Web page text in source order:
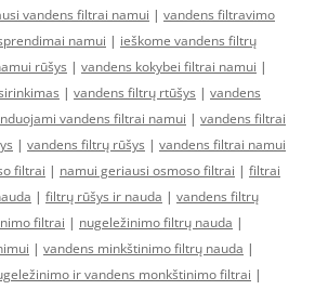
vandens filtrai namui | vandens filtravimo
namui | ieškome vandens filtrų
rūšys | vandens kokybei filtrai namui |
| vandens filtrų rtūšys | vandens
vandens filtrai namui | vandens filtrai
| vandens filtrų rūšys | vandens filtrai namui
filtrai | namui geriausi osmoso filtrai | filtrai
| filtrų rūšys ir nauda | vandens filtrų
filtrai | nugeležinimo filtrų nauda |
| vandens minkštinimo filtrų nauda |
ir vandens monkštinimo filtrai |